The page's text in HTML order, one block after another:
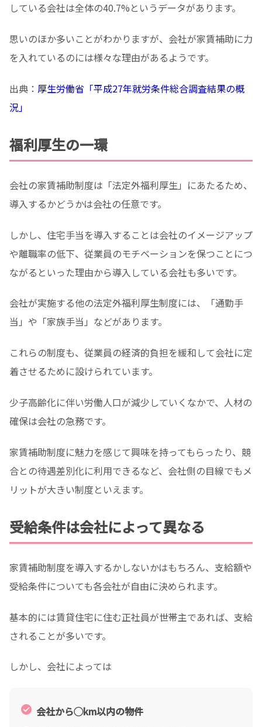
している会社は全体の40.7%というデータがあります。
思いのほか多いことがわかりますが、会社が家賃補助に力
を入れているのには様々な理由があるようです。
出典： 厚生労働省「平成27年就労条件総合調査結果の概
況」
福利厚生の一環
会社の家賃補助制度は「法定外福利厚生」にあたるため、
導入するかどうかは会社の任意です。
しかし、住宅手当を導入することは会社のイメージアップ
や離職率の低下、従業員のモチベーションを保つことにつ
ながるといった理由から導入している会社も多いです。
会社が実施する他の法定外福利厚生制度には、「通勤手
当」や「家族手当」などがあります。
これらの制度も、従業員の経済的負担を緩和して会社に定
着させるために設けられています。
少子高齢化に伴い労働人口が減少していくなかで、人材の
確保は会社の急務です。
家賃補助制度に魅力を感じて興味を持ってもらったり、競
合との待遇差別化に利用できるなど、会社側の目線でもメ
リットが大きい制度といえます。
受給条件は会社によって異なる
家賃補助制度を導入するかしないかはもちろん、支給額や
受給条件についても各会社が自由に決められます。
基本的には賃貸住宅に住む正社員が世帯主であれば、支給
されることが多いです。
しかし、会社によっては
会社から◯km以内の物件